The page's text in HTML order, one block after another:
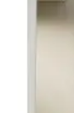
Rinnovamento Spazi